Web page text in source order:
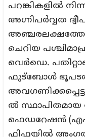
പറങ്കികളിൽ
അഗ്നിപർവ്വത
ചെറിയ
വെർഡെ.
ഫുട്ബോൾ
ൽ
ഫെഡറേഷൻ
ഫിഫയിൽ